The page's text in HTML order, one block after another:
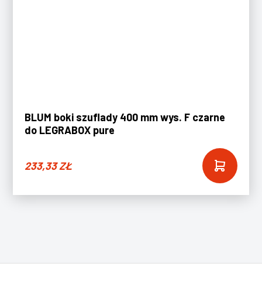
BLUM boki szuflady 400 mm wys. F czarne
do LEGRABOX pure
233,33ZŁ